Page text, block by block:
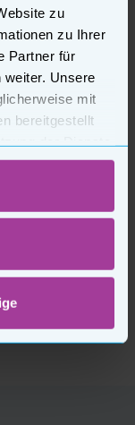
zu
zu Ihrer
Partner für
weiter. Unsere
mit
bereitgestellt
der Dienste
erfüllt die an
Buchführung zu
dass es
der
des
Mieteinnahmen